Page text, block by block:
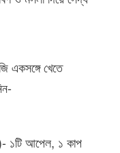
একসঙ্গে খেতে
১টি আপেল, ১ কাপ